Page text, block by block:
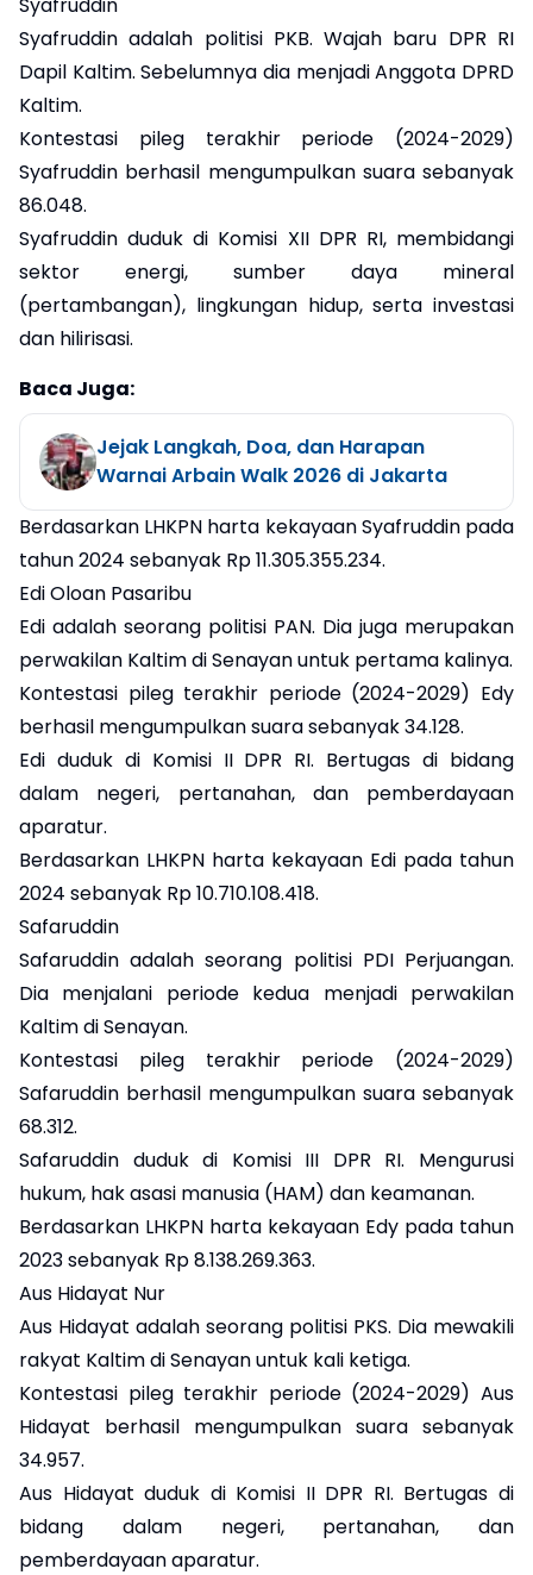
Syafruddin adalah politisi PKB. Wajah baru DPR RI
Dapil Kaltim. Sebelumnya dia menjadi Anggota DPRD
Kaltim.
Kontestasi pileg terakhir periode (2024-2029)
Syafruddin berhasil mengumpulkan suara sebanyak
86.048.
Syafruddin duduk di Komisi XII DPR RI, membidangi
sektor energi, sumber daya mineral
(pertambangan), lingkungan hidup, serta investasi
dan hilirisasi.
Baca Juga:
Jejak Langkah, Doa, dan Harapan
Warnai Arbain Walk 2026 di Jakarta
Berdasarkan LHKPN harta kekayaan Syafruddin pada
tahun 2024 sebanyak Rp 11.305.355.234.
Edi Oloan Pasaribu
Edi adalah seorang politisi PAN. Dia juga merupakan
perwakilan Kaltim di Senayan untuk pertama kalinya.
Kontestasi pileg terakhir periode (2024-2029) Edy
berhasil mengumpulkan suara sebanyak 34.128.
Edi duduk di Komisi II DPR RI. Bertugas di bidang
dalam negeri, pertanahan, dan pemberdayaan
aparatur.
Berdasarkan LHKPN harta kekayaan Edi pada tahun
2024 sebanyak Rp 10.710.108.418.
Safaruddin
Safaruddin adalah seorang politisi PDI Perjuangan.
Dia menjalani periode kedua menjadi perwakilan
Kaltim di Senayan.
Kontestasi pileg terakhir periode (2024-2029)
Safaruddin berhasil mengumpulkan suara sebanyak
68.312.
Safaruddin duduk di Komisi III DPR RI. Mengurusi
hukum, hak asasi manusia (HAM) dan keamanan.
Berdasarkan LHKPN harta kekayaan Edy pada tahun
2023 sebanyak Rp 8.138.269.363.
Aus Hidayat Nur
Aus Hidayat adalah seorang politisi PKS. Dia mewakili
rakyat Kaltim di Senayan untuk kali ketiga.
Kontestasi pileg terakhir periode (2024-2029) Aus
Hidayat berhasil mengumpulkan suara sebanyak
34.957.
Aus Hidayat duduk di Komisi II DPR RI. Bertugas di
bidang dalam negeri, pertanahan, dan
pemberdayaan aparatur.